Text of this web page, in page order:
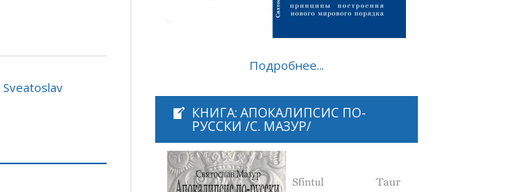
Sveatoslav
Подробнее...
КНИГА: АПОКАЛИПСИС ПО-
РУССКИ /С. МАЗУР/